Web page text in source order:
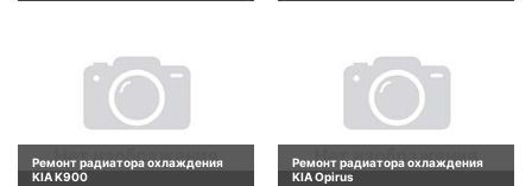
Ремонт радиатора охлаждения
KIA K900
Ремонт радиатора охлаждения
KIA Opirus